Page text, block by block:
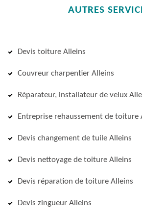
AUTRES
Devis toiture Alleins
Couvreur charpentier Alleins
Réparateur, installateur de velux
Entreprise rehaussement de toiture
Devis changement de tuile Alleins
Devis nettoyage de toiture Alleins
Devis réparation de toiture Alleins
Devis zingueur Alleins